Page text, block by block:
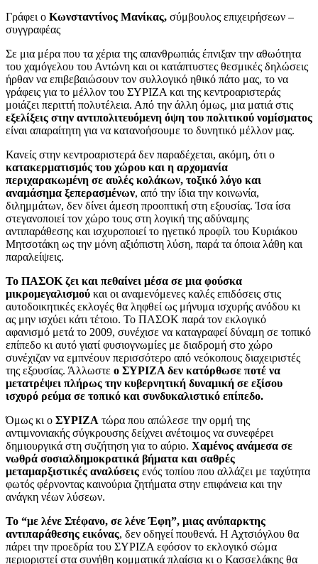
Γράφει ο Κωνσταντίνος Μανίκας, σύμβουλος επιχειρήσεων –
συγγραφέας
Σε μια μέρα που τα χέρια της απανθρωπιάς έπνιξαν την αθωότητα
του χαμόγελου του Αντώνη και οι κατάπτυστες θεσμικές δηλώσεις
ήρθαν να επιβεβαιώσουν τον συλλογικό ηθικό πάτο μας, το να
γράφεις για το μέλλον του ΣΥΡΙΖΑ και της κεντροαριστεράς
μοιάζει περιττή πολυτέλεια. Από την άλλη όμως, μια ματιά στις
εξελίξεις στην αντιπολιτευόμενη όψη του πολιτικού νομίσματος
είναι απαραίτητη για να κατανοήσουμε το δυνητικό μέλλον μας.
Κανείς στην κεντροαριστερά δεν παραδέχεται, ακόμη, ότι ο
κατακερματισμός του χώρου και η αρχομανία
περιχαρακωμένη σε αυλές κολάκων, τοξικό λόγο και
αναμάσημα ξεπερασμένων, από την ίδια την κοινωνία,
διλημμάτων, δεν δίνει άμεση προοπτική στη εξουσίας. Ίσα ίσα
στεγανοποιεί τον χώρο τους στη λογική της αδύναμης
αντιπαράθεσης και ισχυροποιεί το ηγετικό προφίλ του Κυριάκου
Μητσοτάκη ως την μόνη αξιόπιστη λύση, παρά τα όποια λάθη και
παραλείψεις.
Το ΠΑΣΟΚ ζει και πεθαίνει μέσα σε μια φούσκα
μικρομεγαλισμού και οι αναμενόμενες καλές επιδόσεις στις
αυτοδοικητικές εκλογές θα ληφθεί ως μήνυμα ισχυρής ανόδου κι
ας μην ισχύει κάτι τέτοιο. Το ΠΑΣΟΚ παρά τον εκλογικό
αφανισμό μετά το 2009, συνέχισε να καταγραφεί δύναμη σε τοπικό
επίπεδο κι αυτό γιατί φυσιογνωμίες με διαδρομή στο χώρο
συνέχιζαν να εμπνέουν περισσότερο από νεόκοπους διαχειριστές
της εξουσίας. Άλλωστε ο ΣΥΡΙΖΑ δεν κατόρθωσε ποτέ να
μετατρέψει πλήρως την κυβερνητική δυναμική σε εξίσου
ισχυρό ρεύμα σε τοπικό και συνδυκαλιστικό επίπεδο.
Όμως κι ο ΣΥΡΙΖΑ τώρα που απώλεσε την ορμή της
αντιμνονιακής σύγκρουσης δείχνει ανέτοιμος να συνεφέρει
δημιουργικά στη συζήτηση για το αύριο. Χαμένος ανάμεσα σε
νωθρά σοσιαλδημοκρατικά βήματα και σαθρές
μεταμαρξιστικές αναλύσεις ενός τοπίου που αλλάζει με ταχύτητα
φωτός φέρνοντας καινούρια ζητήματα στην επιφάνεια και την
ανάγκη νέων λύσεων.
Το “με λένε Στέφανο, σε λένε Έφη”, μιας ανύπαρκτης
αντιπαράθεσης εικόνας, δεν οδηγεί πουθενά. Η Αχτσιόγλου θα
πάρει την προεδρία του ΣΥΡΙΖΑ εφόσον το εκλογικό σώμα
περιοριστεί στα συνήθη κομματικά πλαίσια κι ο Κασσελάκης θα